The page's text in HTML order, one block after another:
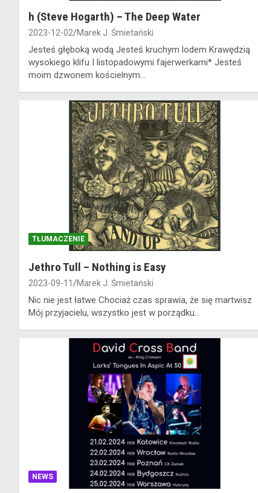
h (Steve Hogarth) – The Deep Water
2023-12-02 Marek J. Śmietański
Jesteś głęboką wodą Jesteś kruchym lodem Krawędzią
wysokiego klifu I listopadowymi fajerwerkami* Jesteś
moim dzwonem kościelnym…
TŁUMACZENIE
Jethro Tull – Nothing is Easy
2023-09-11 Marek J. Śmietański
Nic nie jest łatwe Chociaż czas sprawia, że się martwisz
Mój przyjacielu, wszystko jest w porządku…
NEWS